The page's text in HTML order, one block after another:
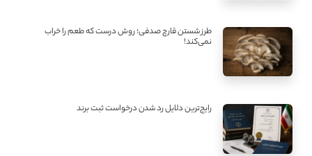
طرز شستن قارچ صدفی؛ روش درست که طعم را خراب
نمی‌کند!
رایج‌ترین دلایل رد شدن درخواست ثبت برند